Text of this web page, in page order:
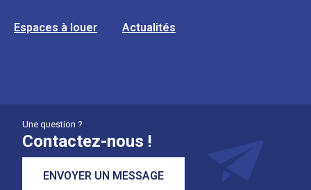
Espaces à louer Actualités
Une question ?
Contactez-nous !
ENVOYER UN MESSAGE